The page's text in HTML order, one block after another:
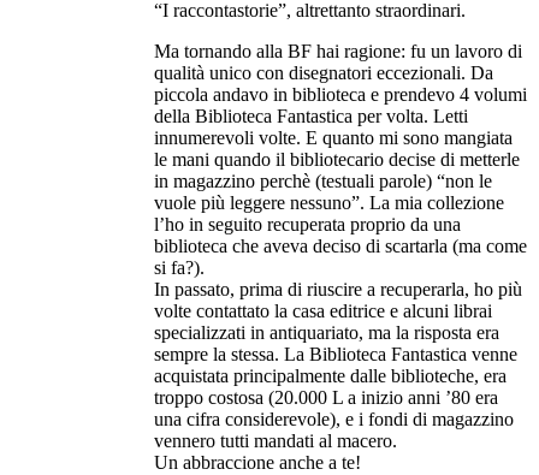
“I raccontastorie”, altrettanto straordinari.
Ma tornando alla BF hai ragione: fu un lavoro di
qualità unico con disegnatori eccezionali. Da
piccola andavo in biblioteca e prendevo 4 volumi
della Biblioteca Fantastica per volta. Letti
innumerevoli volte. E quanto mi sono mangiata
le mani quando il bibliotecario decise di metterle
in magazzino perchè (testuali parole) “non le
vuole più leggere nessuno”. La mia collezione
l’ho in seguito recuperata proprio da una
biblioteca che aveva deciso di scartarla (ma come
si fa?).
In passato, prima di riuscire a recuperarla, ho più
volte contattato la casa editrice e alcuni librai
specializzati in antiquariato, ma la risposta era
sempre la stessa. La Biblioteca Fantastica venne
acquistata principalmente dalle biblioteche, era
troppo costosa (20.000 L a inizio anni ’80 era
una cifra considerevole), e i fondi di magazzino
vennero tutti mandati al macero.
Un abbraccione anche a te!